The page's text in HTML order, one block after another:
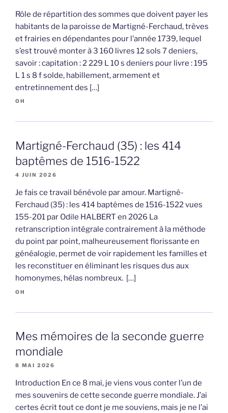
Rôle de répartition des sommes que doivent payer les
habitants de la paroisse de Martigné-Ferchaud, trèves
et frairies en dépendantes pour l’année 1739, lequel
s’est trouvé monter à 3 160 livres 12 sols 7 deniers,
savoir : capitation : 2 229 L 10 s deniers pour livre : 195
L 1 s 8 f solde, habillement, armement et
entretinnement des […]
OH
Martigné-Ferchaud (35) : les 414
baptêmes de 1516-1522
4 JUIN 2026
Je fais ce travail bénévole par amour. Martigné-
Ferchaud (35) : les 414 baptêmes de 1516-1522 vues
155-201 par Odile HALBERT en 2026 La
retranscription intégrale contrairement à la méthode
du point par point, malheureusement florissante en
généalogie, permet de voir rapidement les familles et
les reconstituer en éliminant les risques dus aux
homonymes, hélas nombreux. […]
OH
Mes mémoires de la seconde guerre
mondiale
8 MAI 2026
Introduction En ce 8 mai, je viens vous conter l’un de
mes souvenirs de cette seconde guerre mondiale. J’ai
certes écrit tout ce dont je me souviens, mais je ne l’ai